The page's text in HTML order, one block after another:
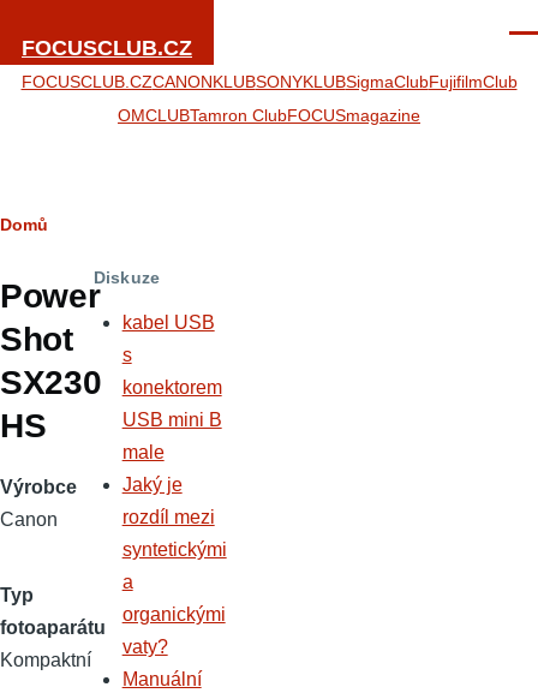
FOCUSCLUB.CZ
FOCUSCLUB.CZCANONKLUBSONYKLUBSigmaClubFujifilmClub
OMCLUBTamron ClubFOCUSmagazine
Drobečková
navigace
Domů
Power
Shot
SX230
HS
Výrobce
Canon
Typ
fotoaparátu
Kompaktní
Diskuze
kabel USB
s
konektorem
USB mini B
male
Jaký je
rozdíl mezi
syntetickými
a
organickými
vaty?
Manuální